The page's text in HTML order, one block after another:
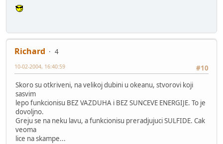
Richard
4
#10
10-02-2004, 16:40:59
Skoro su otkriveni, na velikoj dubini u okeanu, stvorovi koji
sasvim
lepo funkcionisu BEZ VAZDUHA i BEZ SUNCEVE ENERGIJE. To je
dovoljno.
Greju se na neku lavu, a funkcionisu preradjujuci SULFIDE. Cak
veoma
lice na skampe...